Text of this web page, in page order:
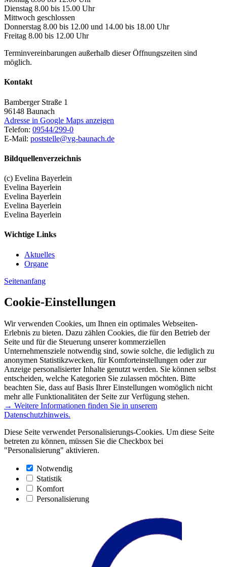
Dienstag 8.00 bis 15.00 Uhr
Mittwoch geschlossen
Donnerstag 8.00 bis 12.00 und 14.00 bis 18.00 Uhr
Freitag 8.00 bis 12.00 Uhr
Terminvereinbarungen außerhalb dieser Öffnungszeiten sind
möglich.
Kontakt
Bamberger Straße 1
96148 Baunach
Adresse in Google Maps anzeigen
Telefon: 09544/299-0
E-Mail: poststelle@vg-baunach.de
Bildquellenverzeichnis
(c) Evelina Bayerlein
Evelina Bayerlein
Evelina Bayerlein
Evelina Bayerlein
Evelina Bayerlein
Wichtige Links
Aktuelles
Organe
Seitenanfang
Cookie-Einstellungen
Wir verwenden Cookies, um Ihnen ein optimales Webseiten-
Erlebnis zu bieten. Dazu zählen Cookies, die für den Betrieb der
Seite und für die Steuerung unserer kommerziellen
Unternehmensziele notwendig sind, sowie solche, die lediglich zu
anonymen Statistikzwecken, für Komforteinstellungen oder zur
Anzeige personalisierter Inhalte genutzt werden. Sie können selbst
entscheiden, welche Kategorien Sie zulassen möchten. Bitte
beachten Sie, dass auf Basis Ihrer Einstellungen womöglich nicht
mehr alle Funktionalitäten der Seite zur Verfügung stehen.
→ Weitere Informationen finden Sie in unserem
Datenschutzhinweis.
Diese Seite verwendet Personalisierungs-Cookies. Um diese Seite
betreten zu können, müssen Sie die Checkbox bei
"Personalisierung" aktivieren.
Notwendig
Statistik
Komfort
Personalisierung